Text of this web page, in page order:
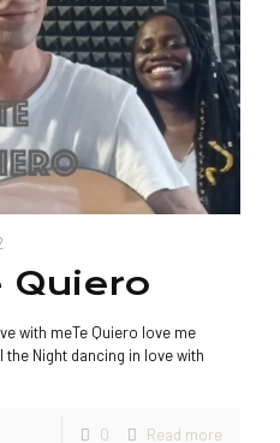
Quiero
with meTe Quiero love me
Night dancing in love with
0 Read more